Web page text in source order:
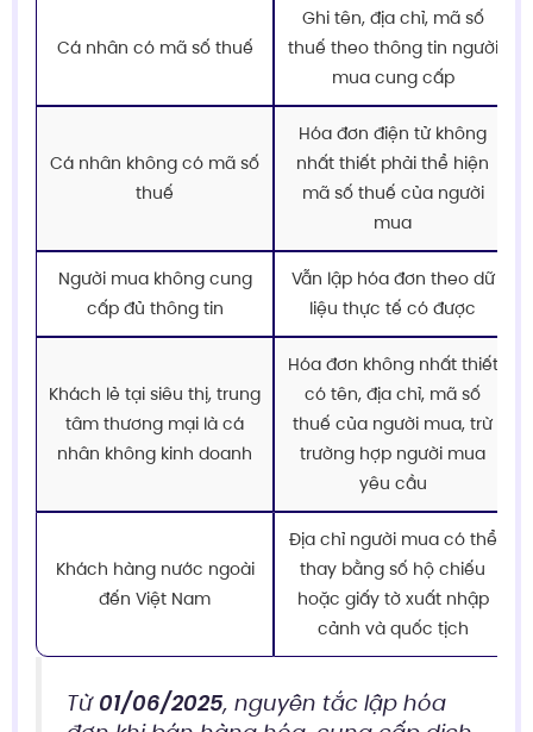
Cá nhân có mã số thuế
Ghi tên, địa chỉ, mã số
thuế theo thông tin người
mua cung cấp
Cá nhân không có mã số
thuế
Hóa đơn điện tử không
nhất thiết phải thể hiện
mã số thuế của người
mua
Người mua không cung
cấp đủ thông tin
Vẫn lập hóa đơn theo dữ
liệu thực tế có được
Khách lẻ tại siêu thị, trung
tâm thương mại là cá
nhân không kinh doanh
Hóa đơn không nhất thiết
có tên, địa chỉ, mã số
thuế của người mua, trừ
trường hợp người mua
yêu cầu
Khách hàng nước ngoài
đến Việt Nam
Địa chỉ người mua có thể
thay bằng số hộ chiếu
hoặc giấy tờ xuất nhập
cảnh và quốc tịch
Từ 01/06/2025, nguyên tắc lập hóa